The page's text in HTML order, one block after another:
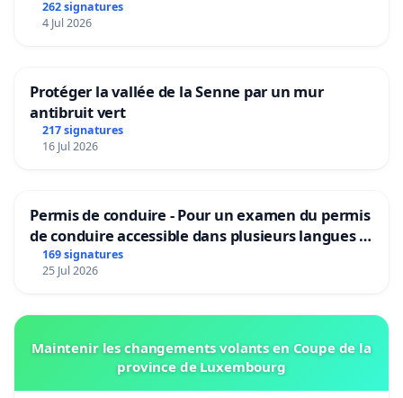
262 signatures
4 Jul 2026
Protéger la vallée de la Senne par un mur
antibruit vert
217 signatures
16 Jul 2026
Permis de conduire - Pour un examen du permis
de conduire accessible dans plusieurs langues à
Bruxelles
169 signatures
25 Jul 2026
Maintenir les changements volants en Coupe de la
province de Luxembourg